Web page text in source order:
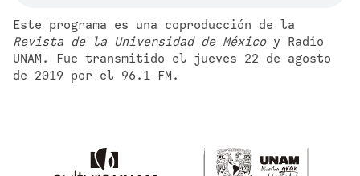
Revista de la Universidad de México y Radio
UNAM. Fue transmitido el jueves 22 de agosto
de 2019 por el 96.1 FM.